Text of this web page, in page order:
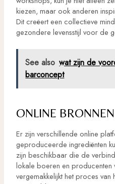
kiezen, maar ook anderen
Dit creëert een collectieve
gezondere levensstijl voor de
See also wat zijn de
barconcept
ONLINE
Er zijn verschillende online
geproduceerde ingrediënten
zijn beschikbaar die de
lokale boeren en producenten
vergemakkelijkt het proces